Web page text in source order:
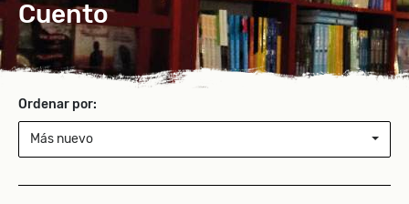
Cuento
Ordenar por:
Más nuevo